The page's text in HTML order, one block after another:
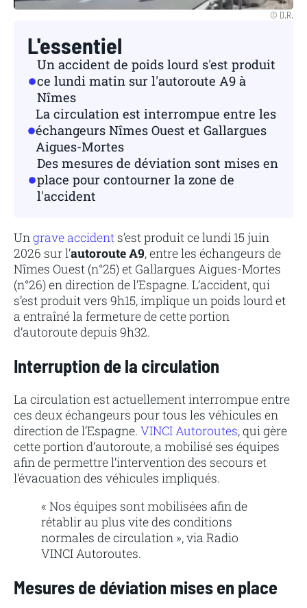
© D.R.
L'essentiel
Un accident de poids lourd s'est produit
ce lundi matin sur l'autoroute A9 à
Nîmes
La circulation est interrompue entre les
échangeurs Nîmes Ouest et Gallargues
Aigues-Mortes
Des mesures de déviation sont mises en
place pour contourner la zone de
l'accident
Ungrave accidents’est produit ce lundi 15 juin
2026 sur l’autoroute A9, entre les échangeurs de
Nîmes Ouest (n°25) et Gallargues Aigues-Mortes
(n°26) en direction de l’Espagne. L’accident, qui
s’est produit vers 9h15, implique un poids lourd et
a entraîné la fermeture de cette portion
d’autoroute depuis 9h32.
Interruption de la circulation
La circulation est actuellement interrompue entre
ces deux échangeurs pour tous les véhicules en
direction de l’Espagne. VINCI Autoroutes, qui gère
cette portion d’autoroute, a mobilisé ses équipes
afin de permettre l’intervention des secours et
l’évacuation des véhicules impliqués.
« Nos équipes sont mobilisées afin de
rétablir au plus vite des conditions
normales de circulation », via Radio
VINCI Autoroutes.
Mesures de déviation mises en place